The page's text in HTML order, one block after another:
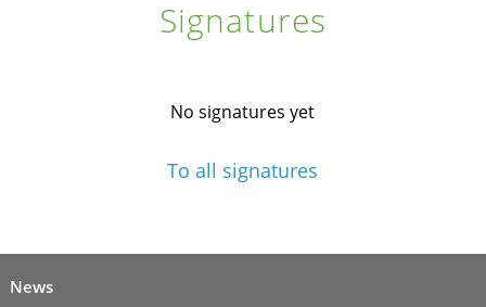
Signatures
No signatures yet
To all signatures
News